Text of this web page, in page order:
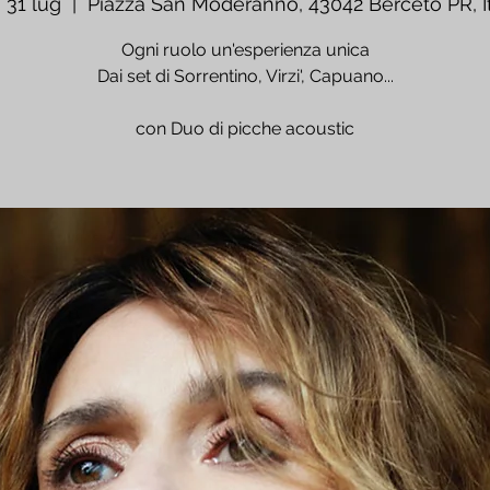
Ogni ruolo un'esperienza unica
Dai set di Sorrentino, Virzi', Capuano...
con Duo di picche acoustic